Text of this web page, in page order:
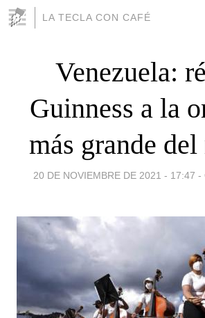
LA TECLA CON CAFÉ
Venezuela:
Guinness a la
más grande
20 DE NOVIEMBRE DE 2021 - 17:47 -